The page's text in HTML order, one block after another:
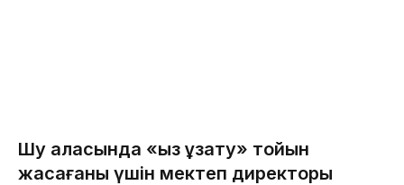
Шу қаласында «қыз ұзату» тойын
жасағаны үшін мектеп директоры